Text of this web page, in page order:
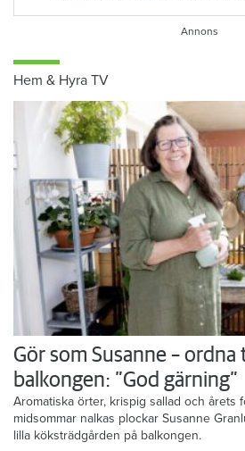
Hem & Hyra TV
Gör som Susanne – ordna
balkongen: ”God gärning”
Aromatiska örter, krispig sallad och årets
midsommar nalkas plockar Susanne
lilla köksträdgården på balkongen.